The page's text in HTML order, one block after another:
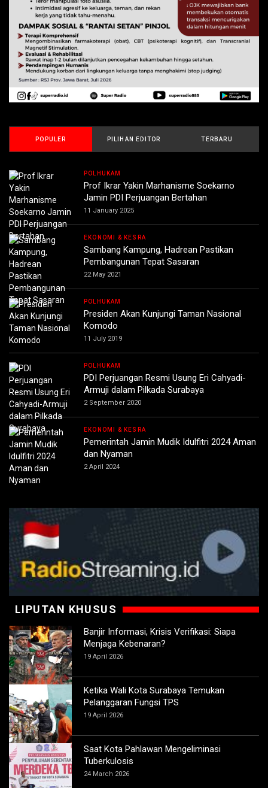
POPULER PILIHAN EDITOR TERBARU
POLHUKAM
Prof Ikrar Yakin Marhanisme Soekarno
Jamin PDI Perjuangan Bertahan
11 January 2025
EKONOMI & KESRA
Sambang Kampung, Hadrean Pastikan
Pembangunan Tepat Sasaran
22 May 2021
POLHUKAM
Presiden Akan Kunjungi Taman Nasional
Komodo
11 July 2019
POLHUKAM
PDI Perjuangan Resmi Usung Eri Cahyadi-
Armuji dalam Pilkada Surabaya
2 September 2020
EKONOMI & KESRA
Pemerintah Jamin Mudik Idulfitri 2024 Aman
dan Nyaman
2 April 2024
LIPUTAN KHUSUS
Banjir Informasi, Krisis Verifikasi: Siapa
Menjaga Kebenaran?
19 April 2026
Ketika Wali Kota Surabaya Temukan
Pelanggaran Fungsi TPS
19 April 2026
Saat Kota Pahlawan Mengeliminasi
Tuberkulosis
24 March 2026